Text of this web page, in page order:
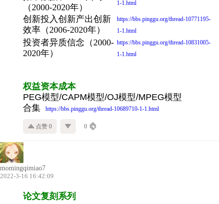
（2000-2020年）
1-1.html
创新投入创新产出创新
效率（2006-2020年）
https://bbs.pinggu.org/thread-10771195-
1-1.html
投资者异质信念（2000-
2020年）
https://bbs.pinggu.org/thread-10831005-
1-1.html
权益资本成本
PEG模型/CAPM模型/OJ模型/MPEG模型
合集
https://bbs.pinggu.org/thread-10689710-1-1.html
点赞 0 0
momingqimiao7
2022-3-16 16:42:09
论文复刻系列